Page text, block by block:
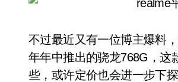
不过最近又有一位博主爆料
年年中推出的骁龙768G，这
些，或许定价也会进一步下